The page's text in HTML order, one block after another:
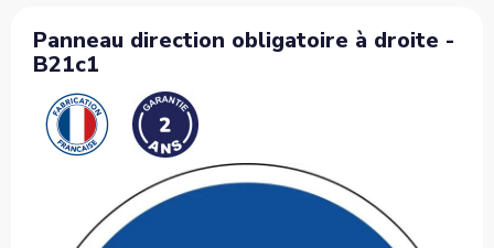
Panneau direction obligatoire à droite -
B21c1